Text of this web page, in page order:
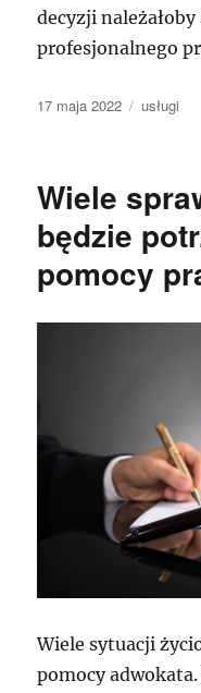
decyzji
profesjonalnego
Data
17 maja 2022 Kategorie
usługi
Wiele
będzie
pomocy
Wiele sytuacji
pomocy